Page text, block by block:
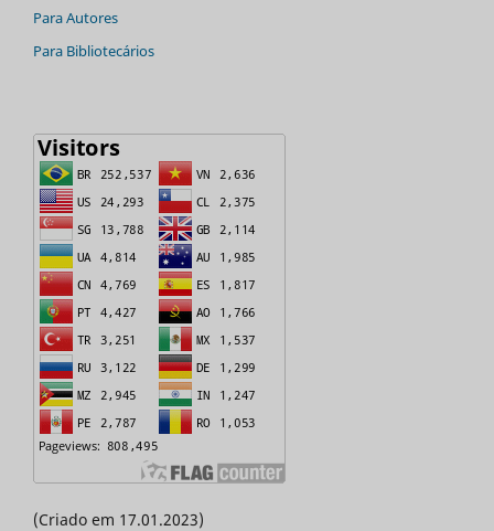
Para Autores
Para Bibliotecários
(Criado em 17.01.2023)